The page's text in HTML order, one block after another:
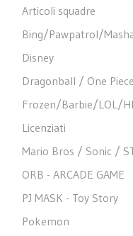
Articoli squadre
Bing/Pawpatrol/
Disney
Dragonball / One
Frozen/Barbie/LOL/
Licenziati
Mario Bros / Sonic /
ORB - ARCADE GAME
PJ MASK - Toy Story
Pokemon